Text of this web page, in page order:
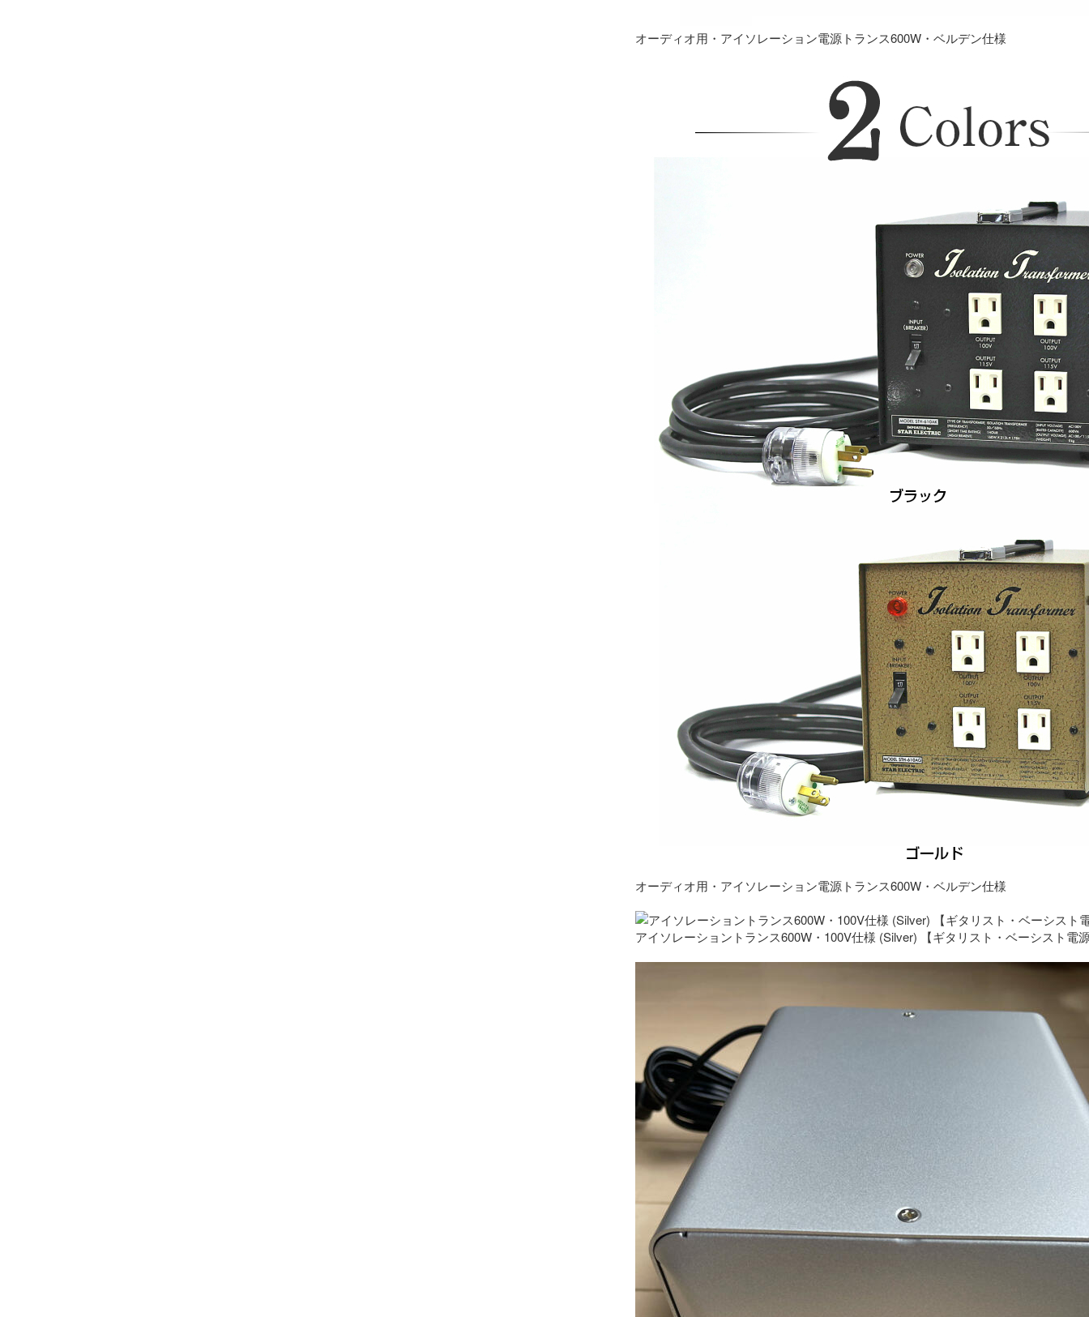
オーディオ用・アイソレーション電源トランス600W・ベルデン仕様
オーディオ用・アイソレーション電源トランス600W・ベルデン仕様
アイソレーショントランス600W・100V仕様 (Silver) 【ギタリスト・ベーシスト電